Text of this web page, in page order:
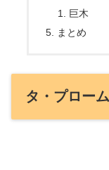
巨木
まとめ
タ・プロー